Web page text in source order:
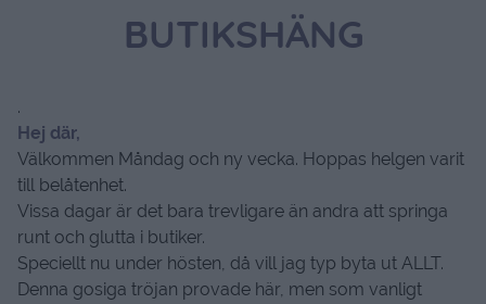
BUTIKSHÄNG
.
Hej där,
Välkommen Måndag och ny vecka. Hoppas helgen varit
till belåtenhet.
Vissa dagar är det bara trevligare än andra att springa
runt och glutta i butiker.
Speciellt nu under hösten, då vill jag typ byta ut ALLT.
Denna gosiga tröjan provade här, men som vanligt